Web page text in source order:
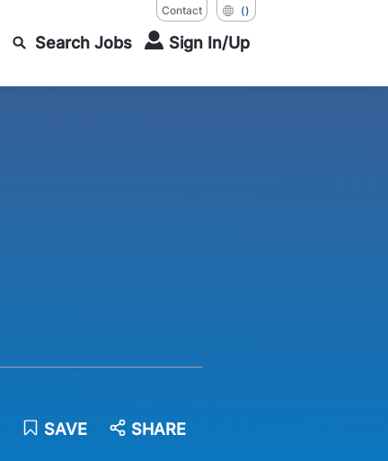
Contact ()
Search Jobs Sign In/Up
SAVE SHARE